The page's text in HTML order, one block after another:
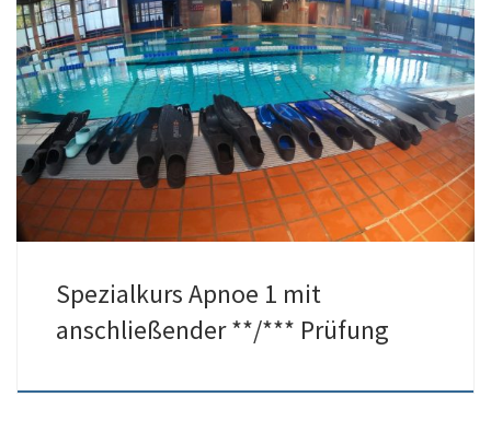
Henrike, Apnoe-TL***, aus Leverkusen hat einen super Kurs
gehalten. Mit entsprechender Atemtechnik und Vorbereitung
wurden die 60m-Strecke und sogar 3,5min Zeittauchen geschafft.
Spezialkurs Apnoe 1 mit
anschließender **/*** Prüfung